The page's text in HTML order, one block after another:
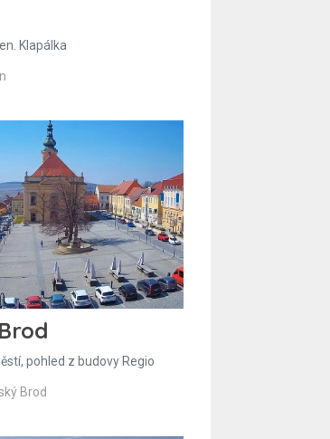
Klapálka
pohled z budovy Regio
Brod